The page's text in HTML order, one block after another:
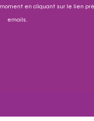
en cliquant sur le lien
emails.